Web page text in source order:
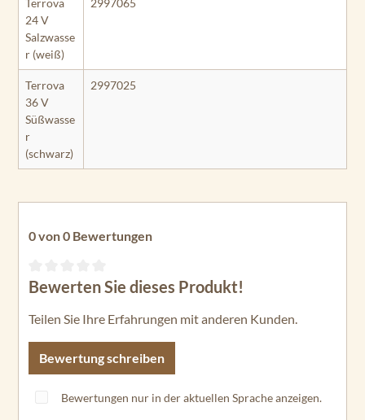
Terrova
24 V
Salzwasse
r (weiß)
2997065
Terrova
36 V
Süßwasse
r
(schwarz)
2997025
0 von 0 Bewertungen
Durchschnittliche Bewertung von 0 von 5 Sternen
Bewerten Sie dieses Produkt!
Teilen Sie Ihre Erfahrungen mit anderen Kunden.
Bewertung schreiben
Bewertungen nur in der aktuellen Sprache anzeigen.